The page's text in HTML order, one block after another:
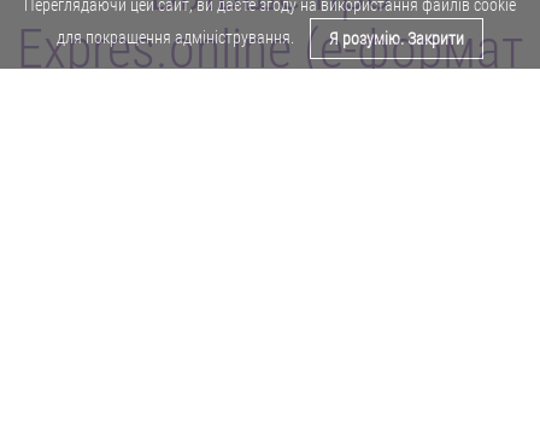
Expres.online (e-формат
Переглядаючи цей сайт, ви даєте згоду на використання файлів cookie
для покращення адміністрування.
Я розумію. Закрити